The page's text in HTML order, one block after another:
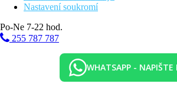
Nastavení soukromí
Po-Ne 7-22 hod.
255 787 787
WHATSAPP - NAPIŠTE